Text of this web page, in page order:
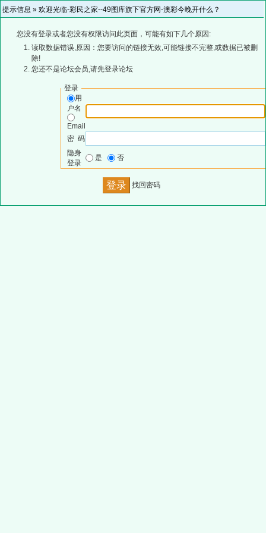
提示信息 » 欢迎光临-彩民之家--49图库旗下官方网-澳彩今晚开什么？
您没有登录或者您没有权限访问此页面，可能有如下几个原因:
读取数据错误,原因：您要访问的链接无效,可能链接不完整,或数据已被删
除!
您还不是论坛会员,请先登录论坛
登录
用
户名
Email
密 码
隐身
登录
是 否
找回密码